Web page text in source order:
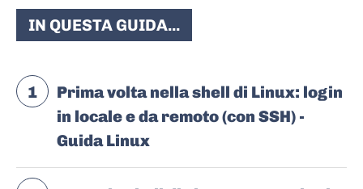
IN QUESTA GUIDA...
1
Prima volta nella shell di Linux: login
in locale e da remoto (con SSH) -
Guida Linux